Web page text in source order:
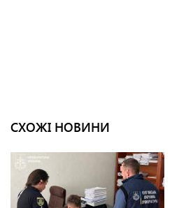
СХОЖІ НОВИНИ